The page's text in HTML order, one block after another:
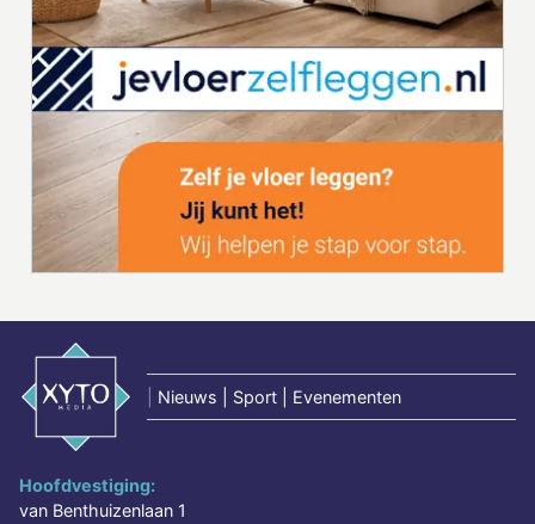
Nieuws | Sport | Evenementen
Hoofdvestiging:
van Benthuizenlaan 1